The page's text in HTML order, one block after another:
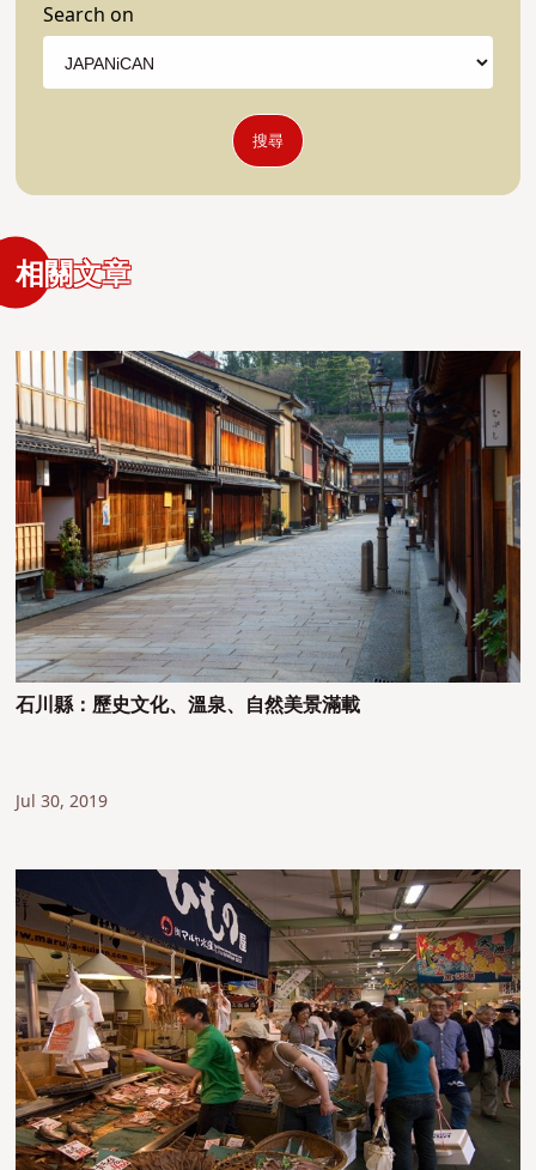
Search on
搜尋
相關文章
石川縣：歷史文化、溫泉、自然美景滿載
Jul 30, 2019